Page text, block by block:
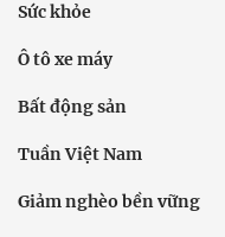
Sức khỏe
Ô tô xe máy
Bất động sản
Tuần Việt Nam
Giảm nghèo bền vững